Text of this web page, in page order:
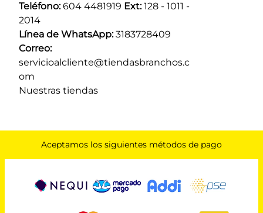
Teléfono: 604 4481919 Ext: 128 - 1011 -
2014
Línea de WhatsApp: 3183728409
Correo:
servicioalcliente@tiendasbranchos.c
om
Nuestras tiendas
Aceptamos los siguientes métodos de pago